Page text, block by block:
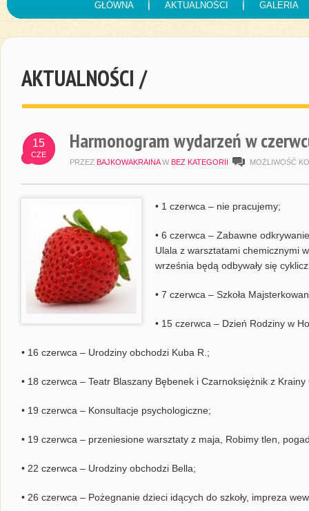
GŁÓWNA AKTUALNOŚCI GALERIA
AKTUALNOŚCI /
15
CZE
Harmonogram wydarzeń w
PRZEZ BAJKOWAKRAINA W BEZ KATEGORII MOŻLIWOŚĆ
• 1 czerwca – nie pracujemy;
• 6 czerwca – Zabawne
Ulala z warsztatami chemicznymi
września będą odbywały się
• 7 czerwca – Szkoła
• 15 czerwca – Dzień Rodziny w
• 16 czerwca – Urodziny obchodzi Kuba R.;
• 18 czerwca – Teatr Blaszany Bębenek i Czarnoksiężnik z
• 19 czerwca – Konsultacje psychologiczne;
• 19 czerwca – przeniesione warsztaty z maja, Robimy tlen,
• 22 czerwca – Urodziny obchodzi Bella;
• 26 czerwca – Pożegnanie dzieci idących do szkoły, impreza